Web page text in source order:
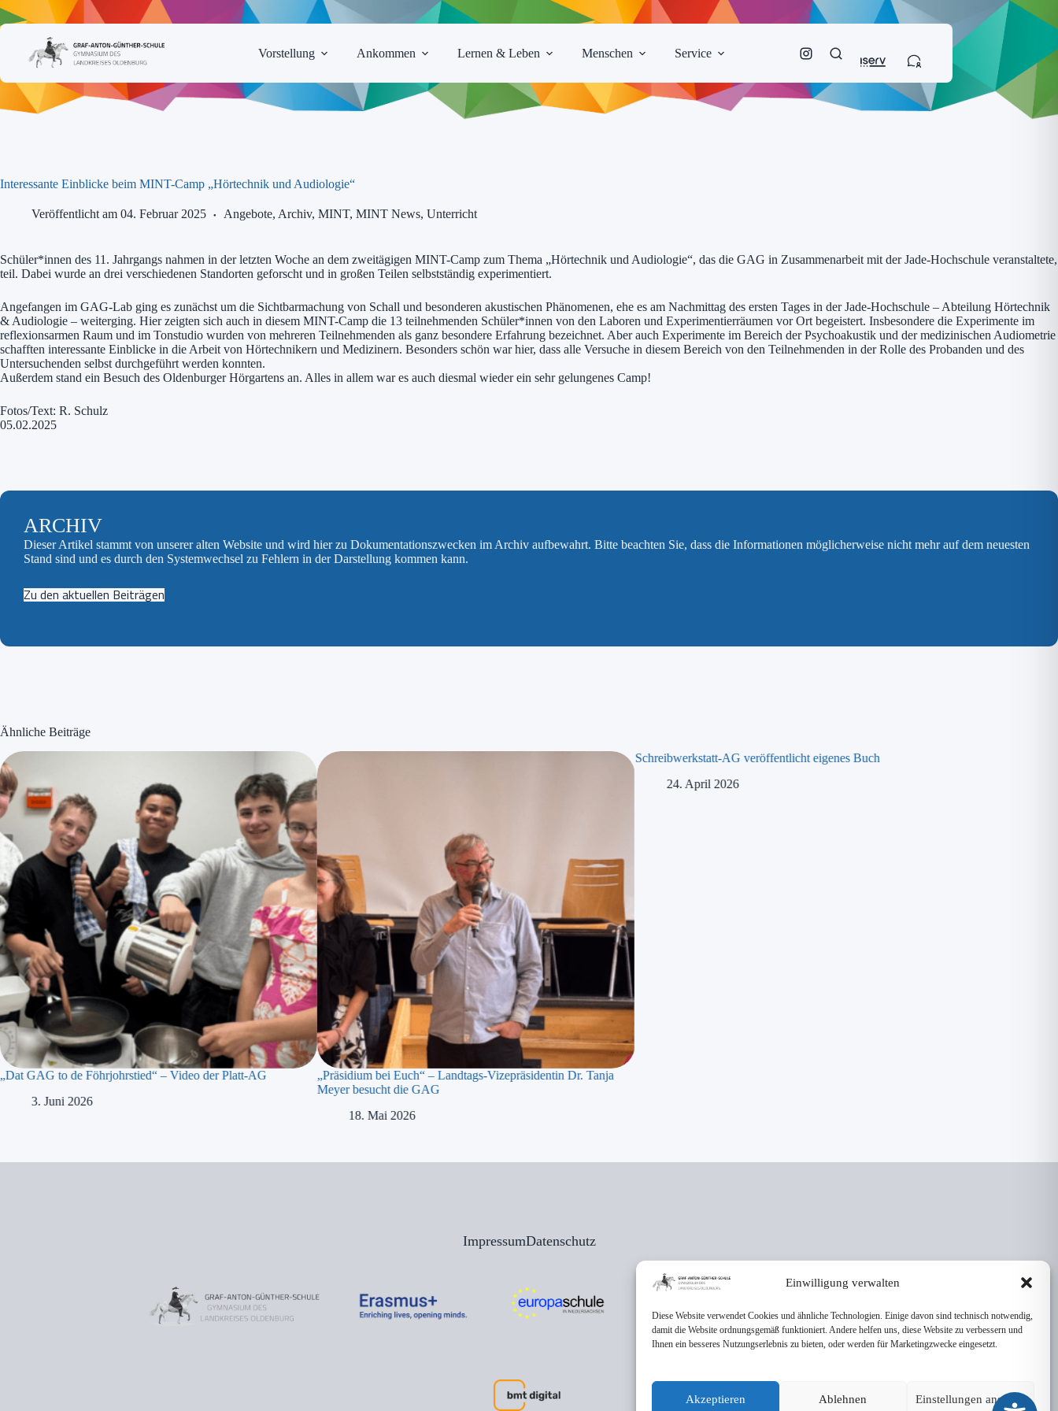
Einwilligung verwalten
Diese Website verwendet Cookies und ähnliche Technologien. Einige davon sind technisch notwendig,
damit die Website ordnungsgemäß funktioniert. Andere helfen uns, diese Website zu verbessern und
Ihnen ein besseres Nutzungserlebnis zu bieten, oder werden für Marketingzwecke eingesetzt.
Akzeptieren Ablehnen Einstellungen ansehen
Zum
Inhalt
Vorstellung
Ankommen Lernen & Leben Menschen Service
Interessante Einblicke beim MINT-Camp „Hörtechnik und Audiologie“
Veröffentlicht am 04. Februar 2025 Angebote, Archiv, MINT, MINT News, Unterricht
Schüler*innen des 11. Jahrgangs nahmen in der letzten Woche an dem zweitägigen MINT-Camp zum Thema „Hörtechnik und Audiologie“, das die GAG in Zusammenarbeit mit der Jade-Hochschule veranstaltete,
teil. Dabei wurde an drei verschiedenen Standorten geforscht und in großen Teilen selbstständig experimentiert.
Angefangen im GAG-Lab ging es zunächst um die Sichtbarmachung von Schall und besonderen akustischen Phänomenen, ehe es am Nachmittag des ersten Tages in der Jade-Hochschule – Abteilung Hörtechnik
& Audiologie – weiterging. Hier zeigten sich auch in diesem MINT-Camp die 13 teilnehmenden Schüler*innen von den Laboren und Experimentierräumen vor Ort begeistert. Insbesondere die Experimente im
reflexionsarmen Raum und im Tonstudio wurden von mehreren Teilnehmenden als ganz besondere Erfahrung bezeichnet. Aber auch Experimente im Bereich der Psychoakustik und der medizinischen Audiometrie
schafften interessante Einblicke in die Arbeit von Hörtechnikern und Medizinern. Besonders schön war hier, dass alle Versuche in diesem Bereich von den Teilnehmenden in der Rolle des Probanden und des
Untersuchenden selbst durchgeführt werden konnten.
Außerdem stand ein Besuch des Oldenburger Hörgartens an. Alles in allem war es auch diesmal wieder ein sehr gelungenes Camp!
Fotos/Text: R. Schulz
05.02.2025
ARCHIV
Dieser Artikel stammt von unserer alten Website und wird hier zu Dokumentationszwecken im Archiv aufbewahrt. Bitte beachten Sie, dass die Informationen möglicherweise nicht mehr auf dem neuesten
Stand sind und es durch den Systemwechsel zu Fehlern in der Darstellung kommen kann.
Zu den aktuellen Beiträgen
Ähnliche Beiträge
„Dat GAG to de Föhrjohrstied“ – Video der Platt-AG
3. Juni 2026
„Präsidium bei Euch“ – Landtags-Vizepräsidentin Dr. Tanja
Meyer besucht die GAG
18. Mai 2026
Schreibwerkstatt-AG veröffentlicht eigenes Buch
24. April 2026
ImpressumDatenschutz